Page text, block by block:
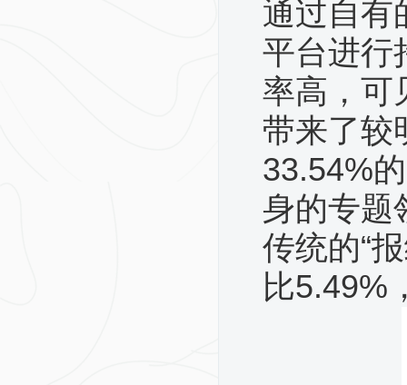
通过自有
平台进行
率高，可
带来了较
33.54%
身的专题
传统的“
比5.49%